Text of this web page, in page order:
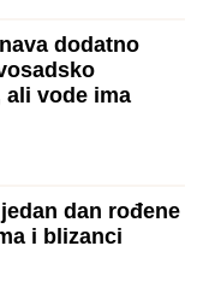
dodatno
ali vode ima
dan rođene
i blizanci